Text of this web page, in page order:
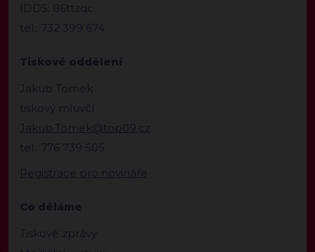
IDDS: 86ttzqc
tel.: 732 399 674
Tiskové oddělení
Jakub Tomek
tiskový mluvčí
Jakub.Tomek@top09.cz
tel.: 776 739 505
Registrace pro novináře
Co děláme
Tiskové zprávy